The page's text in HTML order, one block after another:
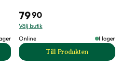
'Alligator' produktsida
7990
Välj butik
Online
I lager
Till Produkten
till